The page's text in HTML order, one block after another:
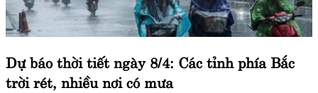
Dự báo thời tiết ngày 8/4: Các tỉnh phía Bắc
trời rét, nhiều nơi có mưa